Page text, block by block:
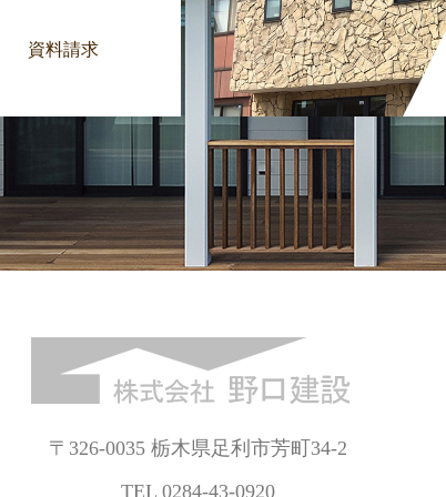
資料請求
〒326-0035 栃木県足利市芳町34-2
TEL 0284-43-0920